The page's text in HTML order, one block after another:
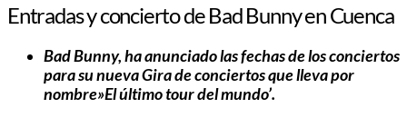
Entradas y concierto de Bad Bunny en Cuenca
Bad Bunny, ha anunciado las fechas de los conciertos
para su nueva Gira de conciertos que lleva por
nombre»El último tour del mundo’.